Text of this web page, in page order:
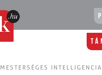
MESTERSÉGES INTELLIGENCIA